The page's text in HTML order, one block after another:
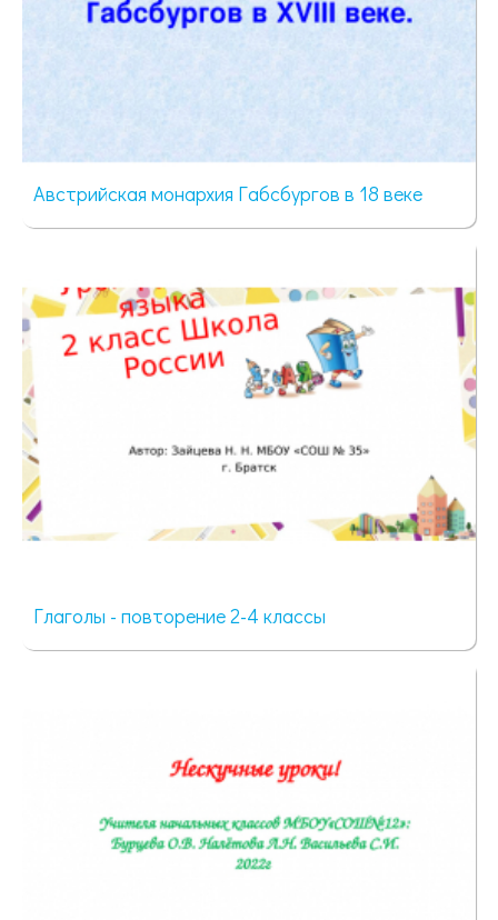
Австрийская монархия Габсбургов в 18 веке
Глаголы - повторение 2-4 классы